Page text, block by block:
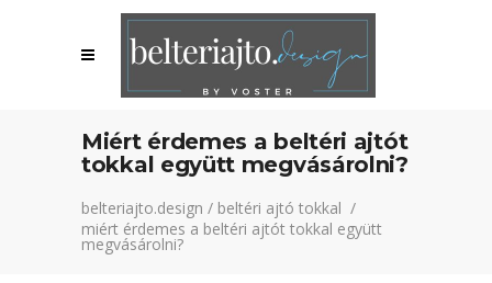
Miért érdemes a beltéri ajtót
tokkal együtt megvásárolni?
belteriajto.design / beltéri ajtó tokkal /
miért érdemes a beltéri ajtót tokkal együtt
megvásárolni?